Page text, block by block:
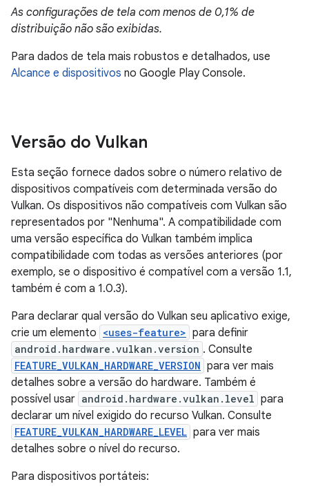
Versão do Vulkan
Esta seção fornece dados sobre o número relativo de
dispositivos compatíveis com determinada versão do
Vulkan. Os dispositivos não compatíveis com Vulkan são
representados por "Nenhuma". A compatibilidade com
uma versão específica do Vulkan também implica
compatibilidade com todas as versões anteriores (por
exemplo, se o dispositivo é compatível com a versão 1.1,
também é com a 1.0.3).
Para declarar qual versão do Vulkan seu aplicativo exige,
crie um elemento <uses-feature> para definir
android.hardware.vulkan.version . Consulte
FEATURE_VULKAN_HARDWARE_VERSION para ver mais
detalhes sobre a versão do hardware. Também é
possível usar android.hardware.vulkan.level para
declarar um nível exigido do recurso Vulkan. Consulte
FEATURE_VULKAN_HARDWARE_LEVEL para ver mais
detalhes sobre o nível do recurso.
Para dispositivos portáteis: